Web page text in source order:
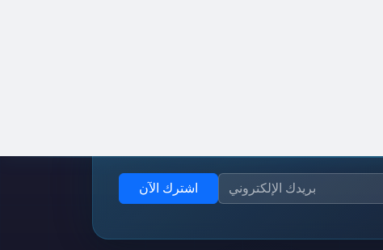
اشترك الآن